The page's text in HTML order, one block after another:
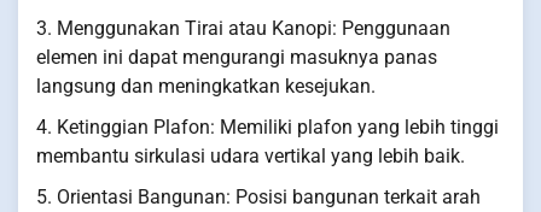
3. Menggunakan Tirai atau Kanopi: Penggunaan
elemen ini dapat mengurangi masuknya panas
langsung dan meningkatkan kesejukan.
4. Ketinggian Plafon: Memiliki plafon yang lebih tinggi
membantu sirkulasi udara vertikal yang lebih baik.
5. Orientasi Bangunan: Posisi bangunan terkait arah